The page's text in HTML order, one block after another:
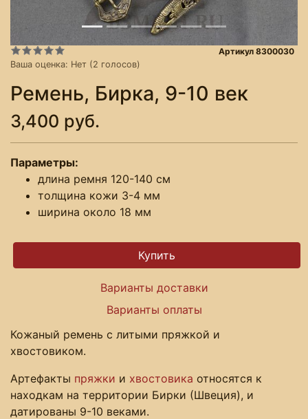
Ваша оценка: Нет (2 голосов)
Артикул 8300030
Ремень, Бирка, 9-10 век
3,400 руб.
Параметры:
длина ремня 120-140 см
толщина кожи 3-4 мм
ширина около 18 мм
Варианты доставки
Варианты оплаты
Кожаный ремень с литыми пряжкой и
хвостовиком.
Артефакты пряжки и хвостовика относятся к
находкам на территории Бирки (Швеция), и
датированы 9-10 веками.